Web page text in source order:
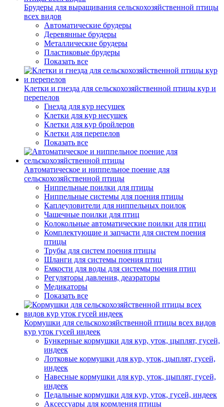
Брудеры для выращивания сельскохозяйственной птицы
всех видов
Автоматические брудеры
Деревянные брудеры
Металлические брудеры
Пластиковые брудеры
Показать все
Клетки и гнезда для сельскохозяйственной птицы кур и
перепелов
Гнезда для кур несушек
Клетки для кур несушек
Клетки для кур бройлеров
Клетки для перепелов
Показать все
Автоматическое и ниппельное поение для
сельскохозяйственной птицы
Ниппельные поилки для птицы
Ниппельные системы для поения птицы
Каплеуловители для ниппельных поилок
Чашечные поилки для птиц
Колокольные автоматические поилки для птиц
Комплектующие и запчасти для систем поения
птицы
Трубы для систем поения птицы
Шланги для системы поения птиц
Емкости для воды для системы поения птиц
Регуляторы давления, деаэраторы
Медикаторы
Показать все
Кормушки для сельскохозяйственной птицы всех видов
кур уток гусей индеек
Бункерные кормушки для кур, уток, цыплят, гусей,
индеек
Лотковые кормушки для кур, уток, цыплят, гусей,
индеек
Навесные кормушки для кур, уток, цыплят, гусей,
индеек
Педальные кормушки для кур, уток, гусей, индеек
Аксессуары для кормления птицы